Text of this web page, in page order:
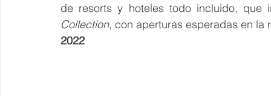
de resorts y hoteles todo incluido, que
Collection, con aperturas esperadas en la
2022